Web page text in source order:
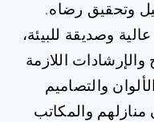
وتحقيق رضاه.
وصديقة للبيئة،
اللازمة
والتصاميم
منازلهم والمكاتب